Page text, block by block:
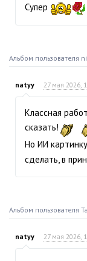
Супер
Альбом пользователя
natyy 27 мая 2026,
Классная
сказать!
Но ИИ
сделать, в
Альбом пользователя
natyy 27 мая 2026,